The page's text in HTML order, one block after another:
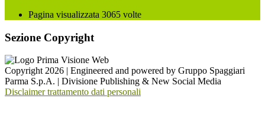
Pagina visualizzata 3065 volte
Sezione Copyright
Copyright 2026 | Engineered and powered by Gruppo Spaggiari
Parma S.p.A. | Divisione Publishing & New Social Media
Disclaimer trattamento dati personali